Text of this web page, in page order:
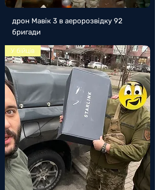
дрон Мавік 3 в аеророзвідку 92
бригади
У бійців